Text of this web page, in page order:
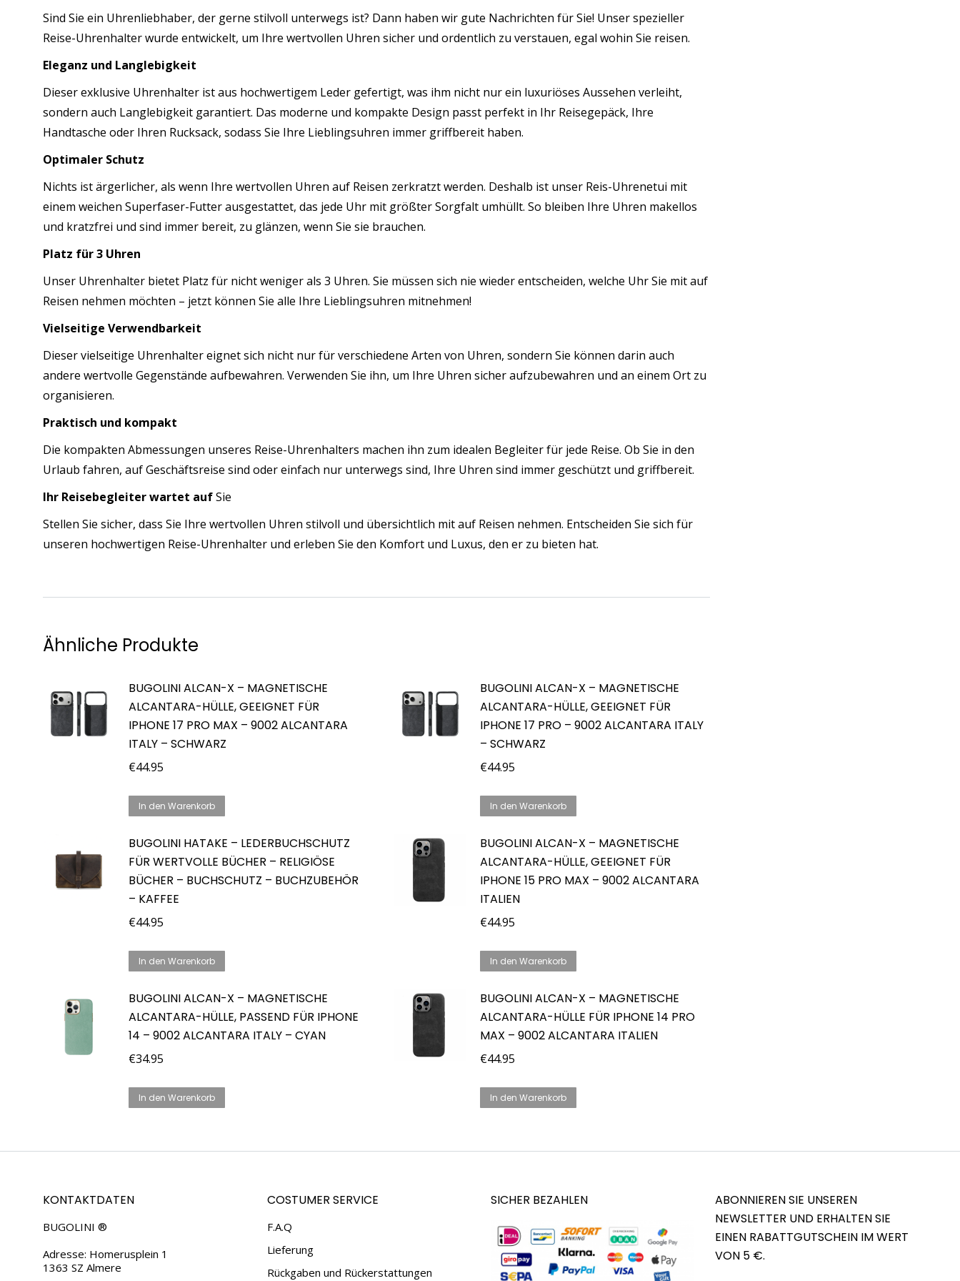
Echtleder
Menge
Sind Sie ein Uhrenliebhaber, der gerne stilvoll unterwegs ist? Dann haben wir gute Nachrichten für Sie! Unser spezieller
Reise-Uhrenhalter wurde entwickelt, um Ihre wertvollen Uhren sicher und ordentlich zu verstauen, egal wohin Sie reisen.
Eleganz und Langlebigkeit
Dieser exklusive Uhrenhalter ist aus hochwertigem Leder gefertigt, was ihm nicht nur ein luxuriöses Aussehen verleiht,
sondern auch Langlebigkeit garantiert. Das moderne und kompakte Design passt perfekt in Ihr Reisegepäck, Ihre
Handtasche oder Ihren Rucksack, sodass Sie Ihre Lieblingsuhren immer griffbereit haben.
Optimaler Schutz
Nichts ist ärgerlicher, als wenn Ihre wertvollen Uhren auf Reisen zerkratzt werden. Deshalb ist unser Reis-Uhrenetui mit
einem weichen Superfaser-Futter ausgestattet, das jede Uhr mit größter Sorgfalt umhüllt. So bleiben Ihre Uhren makellos
und kratzfrei und sind immer bereit, zu glänzen, wenn Sie sie brauchen.
Platz für 3 Uhren
Unser Uhrenhalter bietet Platz für nicht weniger als 3 Uhren. Sie müssen sich nie wieder entscheiden, welche Uhr Sie mit auf
Reisen nehmen möchten – jetzt können Sie alle Ihre Lieblingsuhren mitnehmen!
Vielseitige Verwendbarkeit
Dieser vielseitige Uhrenhalter eignet sich nicht nur für verschiedene Arten von Uhren, sondern Sie können darin auch
andere wertvolle Gegenstände aufbewahren. Verwenden Sie ihn, um Ihre Uhren sicher aufzubewahren und an einem Ort zu
organisieren.
Praktisch und kompakt
Die kompakten Abmessungen unseres Reise-Uhrenhalters machen ihn zum idealen Begleiter für jede Reise. Ob Sie in den
Urlaub fahren, auf Geschäftsreise sind oder einfach nur unterwegs sind, Ihre Uhren sind immer geschützt und griffbereit.
Ihr Reisebegleiter wartet aufSie
Stellen Sie sicher, dass Sie Ihre wertvollen Uhren stilvoll und übersichtlich mit auf Reisen nehmen. Entscheiden Sie sich für
unseren hochwertigen Reise-Uhrenhalter und erleben Sie den Komfort und Luxus, den er zu bieten hat.
Ähnliche Produkte
BUGOLINI ALCAN-X – MAGNETISCHE
ALCANTARA-HÜLLE, GEEIGNET FÜR
IPHONE 17 PRO MAX – 9002 ALCANTARA
ITALY – SCHWARZ
€44.95
In den Warenkorb
BUGOLINI ALCAN-X – MAGNETISCHE
ALCANTARA-HÜLLE, GEEIGNET FÜR
IPHONE 17 PRO – 9002 ALCANTARA ITALY
– SCHWARZ
€44.95
In den Warenkorb
BUGOLINI HATAKE – LEDERBUCHSCHUTZ
FÜR WERTVOLLE BÜCHER – RELIGIÖSE
BÜCHER – BUCHSCHUTZ – BUCHZUBEHÖR
– KAFFEE
€44.95
In den Warenkorb
BUGOLINI ALCAN-X – MAGNETISCHE
ALCANTARA-HÜLLE, GEEIGNET FÜR
IPHONE 15 PRO MAX – 9002 ALCANTARA
ITALIEN
€44.95
In den Warenkorb
BUGOLINI ALCAN-X – MAGNETISCHE
ALCANTARA-HÜLLE, PASSEND FÜR IPHONE
14 – 9002 ALCANTARA ITALY – CYAN
€34.95
In den Warenkorb
BUGOLINI ALCAN-X – MAGNETISCHE
ALCANTARA-HÜLLE FÜR IPHONE 14 PRO
MAX – 9002 ALCANTARA ITALIEN
€44.95
In den Warenkorb
KONTAKTDATEN
BUGOLINI ®
Adresse: Homerusplein 1
1363 SZ Almere
COSTUMER SERVICE
F.A.Q
Lieferung
Rückgaben und Rückerstattungen
SICHER BEZAHLEN
ABONNIEREN SIE UNSEREN
NEWSLETTER UND ERHALTEN SIE
EINEN RABATTGUTSCHEIN IM WERT
VON 5 €.